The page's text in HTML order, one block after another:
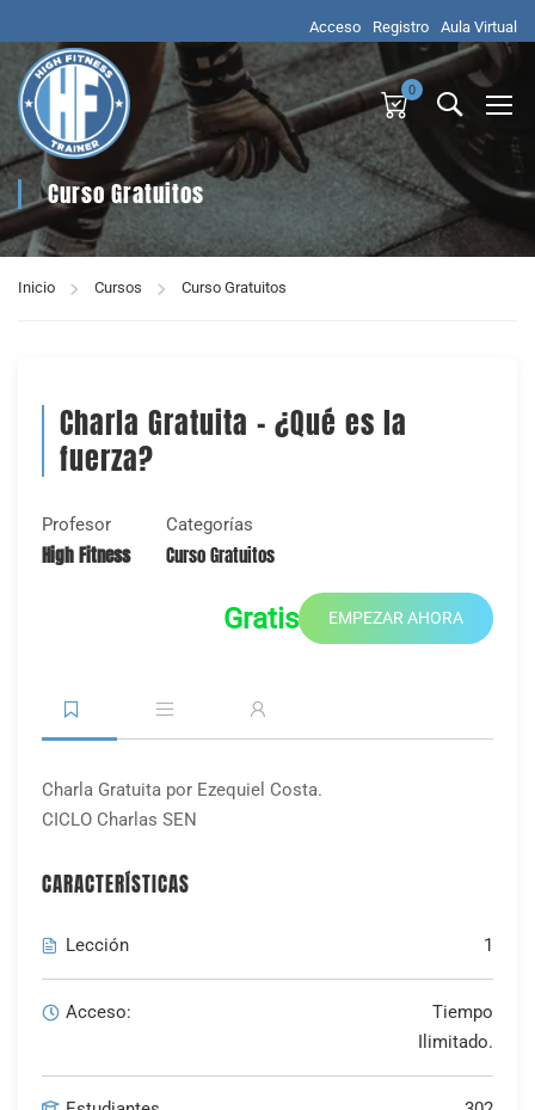
Acceso Registro Aula Virtual
0
Curso Gratuitos
Inicio Cursos Curso Gratuitos
Charla Gratuita – ¿Qué es la
fuerza?
Profesor
High Fitness
Categorías
Curso Gratuitos
Gratis EMPEZAR AHORA
Charla Gratuita por Ezequiel Costa.
CICLO Charlas SEN
CARACTERÍSTICAS
Lección 1
Acceso:
Tiempo
Ilimitado.